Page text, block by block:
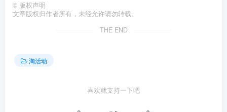
© 版权声明
文章版权归作者所有，未经允许请勿转载。
THE END
淘活动
喜欢就支持一下吧